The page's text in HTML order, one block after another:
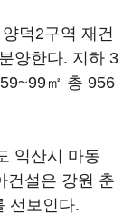
덕2구역 재건
양한다. 지하 3
㎡ 총 956
익산시 마동
건설은 강원 춘
선보인다.